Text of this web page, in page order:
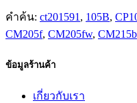
คำค้น: ct201591 , 105B,
CM205f, CM205fw, CM215b
ข้อมูลร้านค้า
เกี่ยวกับเรา